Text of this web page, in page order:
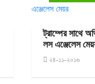
ট্রাম্পের সাথে
লস এঞ্জেলেস
২৪-১১-২০১৬